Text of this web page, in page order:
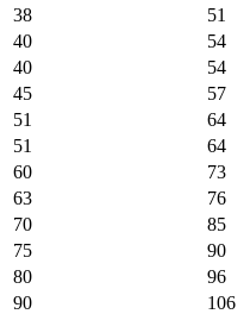
38
51
40
54
40
54
45
57
51
64
51
64
60
73
63
76
70
85
75
90
80
96
90
106